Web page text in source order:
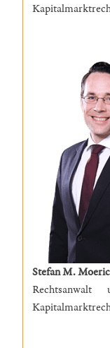
Stefan M.